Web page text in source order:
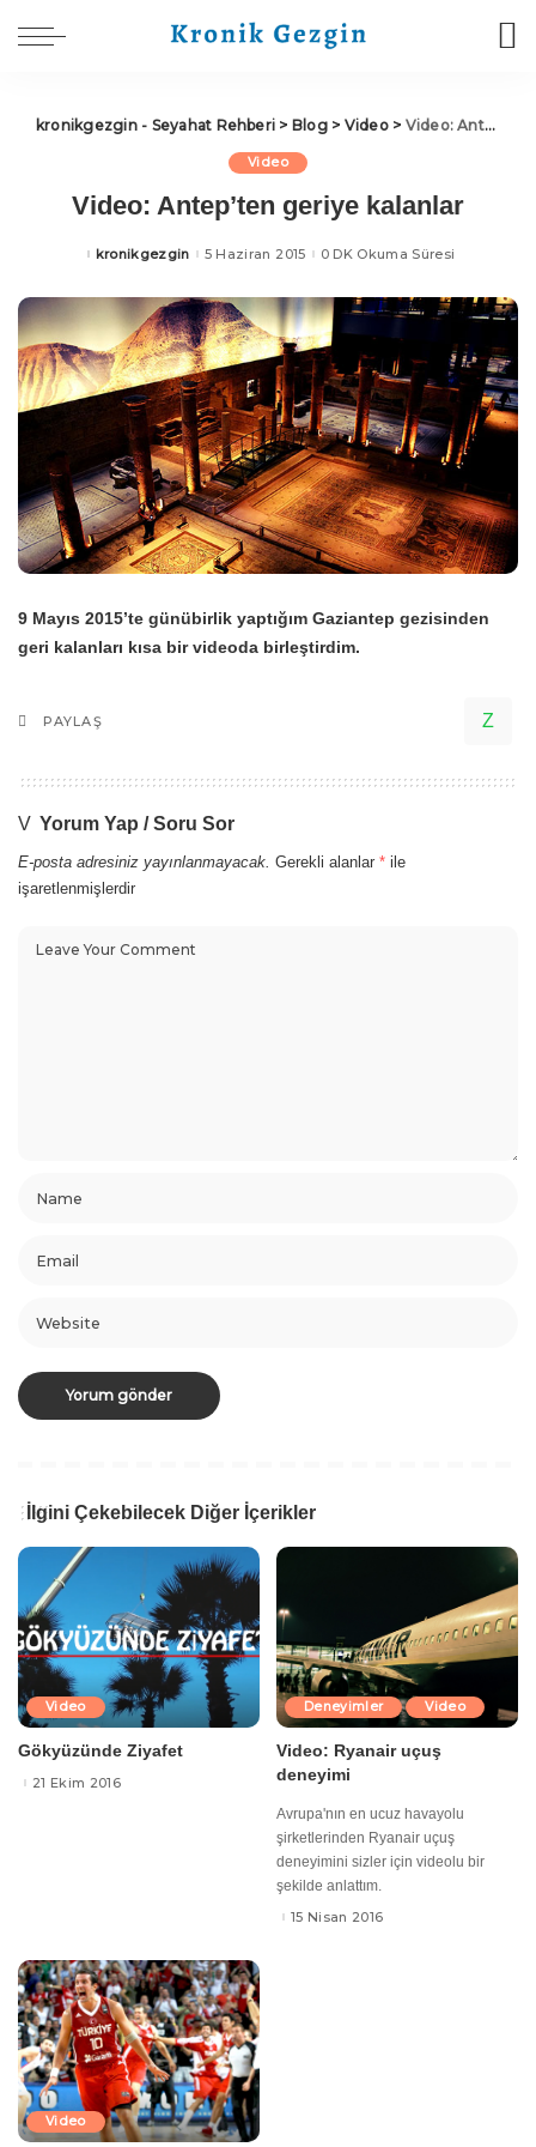
kronikgezgin - Seyahat Rehberi > Blog> Video> Video: Antep’ten geriye kalanlar
Video
Video: Antep’ten geriye kalanlar
Posted
kronikgezgin 5 Haziran 2015 0 DK Okuma Süresi
9 Mayıs 2015’te günübirlik yaptığım Gaziantep gezisinden
geri kalanları kısa bir videoda birleştirdim.
PAYLAŞ
Yorum Yap / Soru Sor
E-posta adresiniz yayınlanmayacak. Gerekli alanlar * ile
işaretlenmişlerdir
İlgini Çekebilecek Diğer İçerikler
Video
Gökyüzünde Ziyafet
21 Ekim 2016
Deneyimler Video
Video: Ryanair uçuş
deneyimi
Avrupa'nın en ucuz havayolu
şirketlerinden Ryanair uçuş
deneyimini sizler için videolu bir
şekilde anlattım.
15 Nisan 2016
Video